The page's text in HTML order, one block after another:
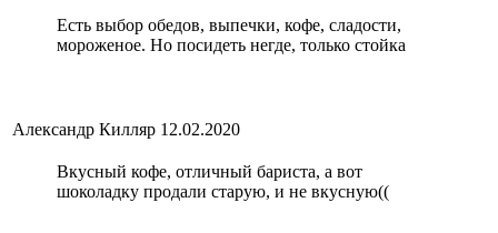
Есть выбор обедов, выпечки, кофе, сладости,
мороженое. Но посидеть негде, только стойка
Александр Килляр 12.02.2020
Вкусный кофе, отличный бариста, а вот
шоколадку продали старую, и не вкусную((